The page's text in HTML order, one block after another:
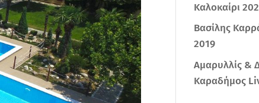
Καλοκαίρι
Βασίλης
2019
Αμαρυλλίς &
Καραδήμος